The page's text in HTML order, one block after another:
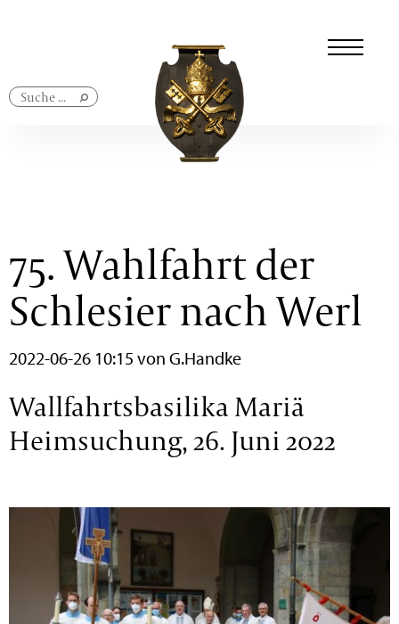
75. Wahlfahrt der
Schlesier nach Werl
2022-06-26 10:15 von G.Handke
Wallfahrtsbasilika Mariä
Heimsuchung, 26. Juni 2022